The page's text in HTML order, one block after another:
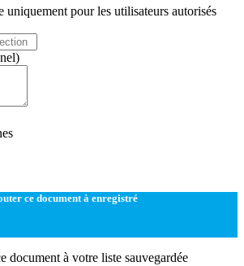
uniquement pour les utilisateurs autorisés
ce document à enregistré
document à votre liste sauvegardée